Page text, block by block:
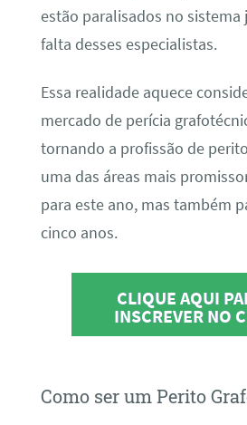
estão paralisados no sistema
falta desses especialistas.
Essa realidade aquece
mercado de perícia
tornando a profissão de
uma das áreas mais
para este ano, mas também
cinco anos.
CLIQUE AQUI
INSCREVER NO
Como ser um Perito